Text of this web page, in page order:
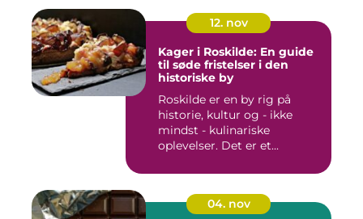
12. nov
Kager i Roskilde: En guide
til søde fristelser i den
historiske by
Roskilde er en by rig på
historie, kultur og - ikke
mindst - kulinariske
oplevelser. Det er et...
04. nov